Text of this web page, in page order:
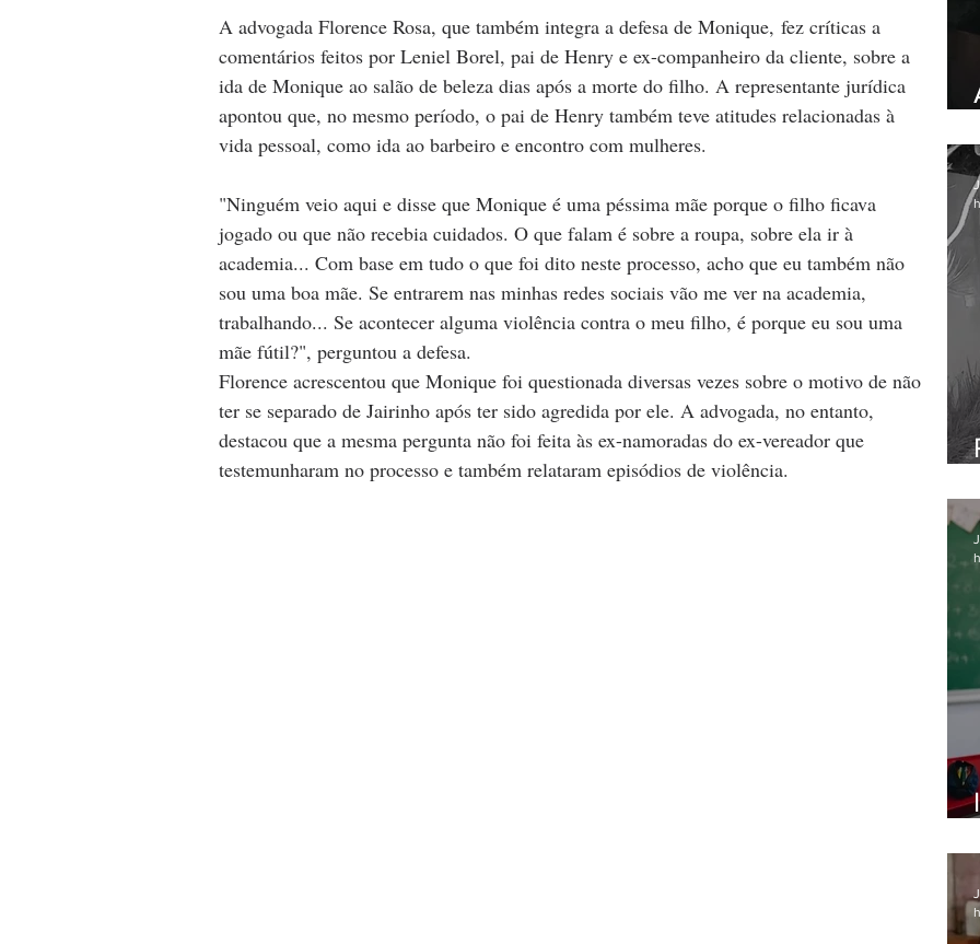
A advogada Florence Rosa, que também integra a defesa de Monique, fez críticas a
comentários feitos por Leniel Borel, pai de Henry e ex-companheiro da cliente, sobre a
ida de Monique ao salão de beleza dias após a morte do filho. A representante jurídica
apontou que, no mesmo período, o pai de Henry também teve atitudes relacionadas à
vida pessoal, como ida ao barbeiro e encontro com mulheres.
"Ninguém veio aqui e disse que Monique é uma péssima mãe porque o filho ficava
jogado ou que não recebia cuidados. O que falam é sobre a roupa, sobre ela ir à
academia... Com base em tudo o que foi dito neste processo, acho que eu também não
sou uma boa mãe. Se entrarem nas minhas redes sociais vão me ver na academia,
trabalhando... Se acontecer alguma violência contra o meu filho, é porque eu sou uma
mãe fútil?", perguntou a defesa.
Florence acrescentou que Monique foi questionada diversas vezes sobre o motivo de não
ter se separado de Jairinho após ter sido agredida por ele. A advogada, no entanto,
destacou que a mesma pergunta não foi feita às ex-namoradas do ex-vereador que
testemunharam no processo e também relataram episódios de violência.